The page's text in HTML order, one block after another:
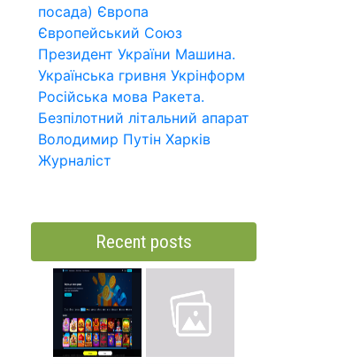
посада) Європа
Європейський Союз
Президент України Машина.
Українська гривня Укрінформ
Російська мова Ракета.
Безпілотний літальний апарат
Володимир Путін Харків
Журналіст
Recent posts